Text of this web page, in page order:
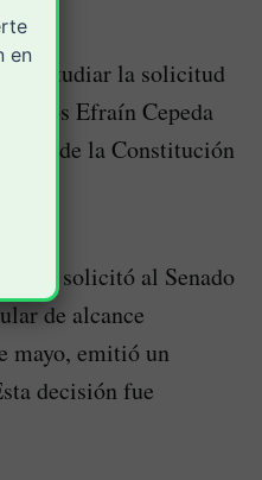
al estudiar la solicitud
ellos Efraín Cepeda
104 de la Constitución
solicitó al Senado
de alcance
mayo, emitió un
decisión fue
en